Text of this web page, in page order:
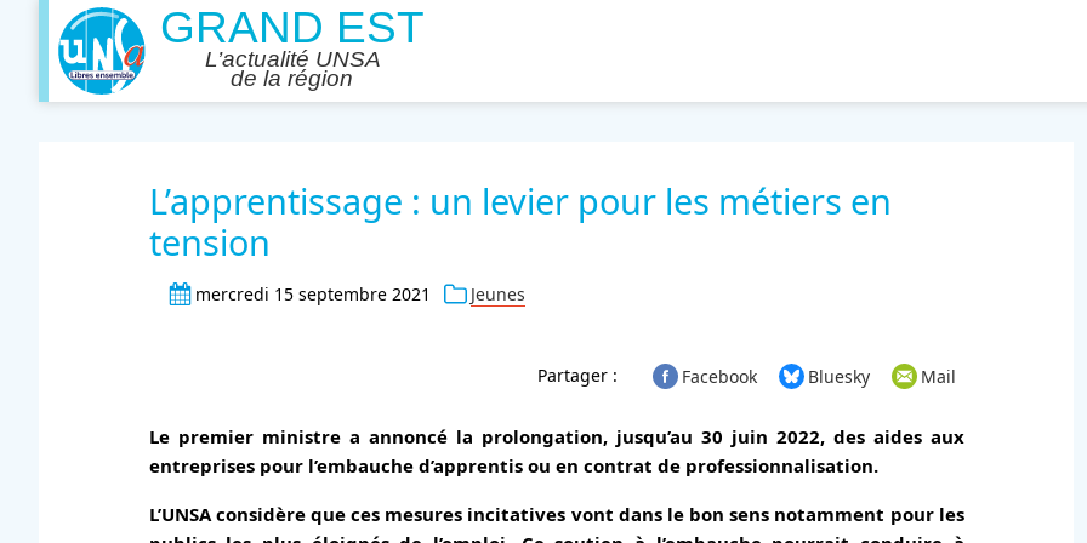
L’apprentissage : un levier pour les métiers en
tension
mercredi 15 septembre 2021 Jeunes
Partager : Facebook Bluesky Mail
Le premier ministre a annoncé la prolongation, jusqu’au 30 juin 2022, des aides aux
entreprises pour l’embauche d’apprentis ou en contrat de professionnalisation.
L’UNSA considère que ces mesures incitatives vont dans le bon sens notamment pour les